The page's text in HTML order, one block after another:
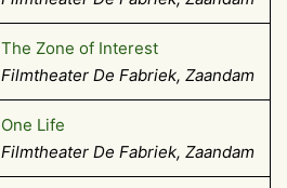
The Zone of Interest
Filmtheater De Fabriek, Zaandam
One Life
Filmtheater De Fabriek, Zaandam